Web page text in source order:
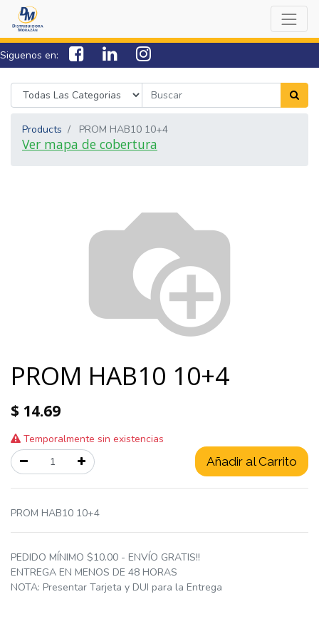
Siguenos en:
7538-0000 sac@lamorazan.com
Products PROM HAB10 10+4
Ver mapa de cobertura
PROM HAB10 10+4
$ 14.69
Temporalmente sin existencias
Añadir al Carrito
PROM HAB10 10+4
PEDIDO MÍNIMO $10.00 - ENVÍO GRATIS!!
ENTREGA EN MENOS DE 48 HORAS
NOTA: Presentar Tarjeta y DUI para la Entrega